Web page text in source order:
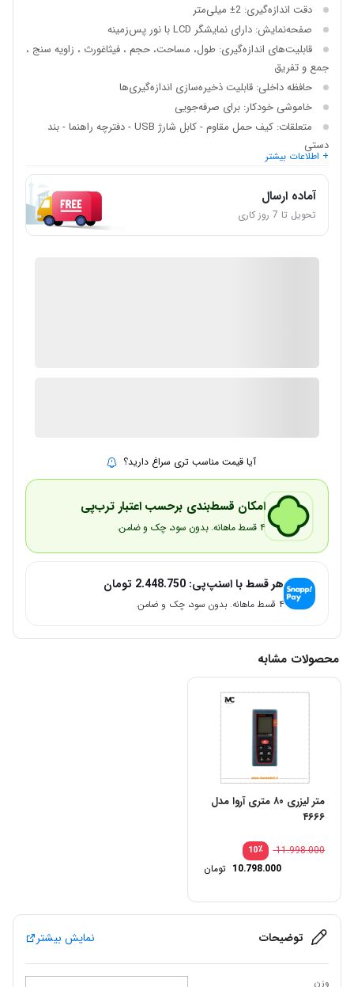
دقت اندازه‌گیری: 2± میلی‌متر
صفحه‌نمایش: دارای نمایشگر LCD با نور پس‌زمینه
قابلیت‌های اندازه‌گیری: طول، مساحت، حجم ، فیثاغورث ، زاویه سنج ،
جمع و تفریق
حافظه داخلی: قابلیت ذخیره‌سازی اندازه‌گیری‌ها
خاموشی خودکار: برای صرفه‌جویی
متعلقات: کیف حمل مقاوم - کابل شارژ USB - دفترچه راهنما - بند
دستی
+ اطلاعات بیشتر
آماده ارسال
تحویل تا 7 روز کاری
آیا قیمت مناسب تری سراغ دارید؟
امکان قسط‌بندی برحسب اعتبار ترب‌پی
۴ قسط ماهانه. بدون سود، چک و ضامن.
هر قسط با اسنپ‌پی: 2.448.750 تومان
۴ قسط ماهانه. بدون سود، چک و ضامن.
محصولات مشابه
متر لیزری ۸۰ متری آروا مدل
۴۶۶۶
٪10
11.998.000
10.798.000 تومان
توضیحات نمایش بیشتر
وزن